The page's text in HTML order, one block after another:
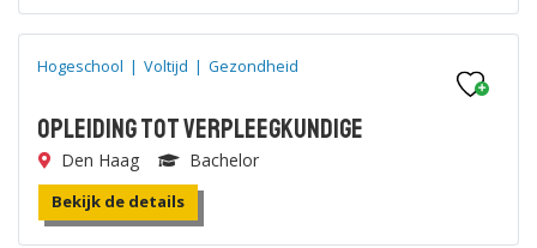
Hogeschool | Voltijd | Gezondheid
Opleiding tot Verpleegkundige
Den Haag Bachelor
Bekijk de details